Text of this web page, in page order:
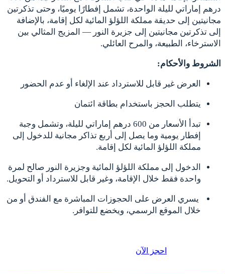
درهم إماراتي لليلة الواحدة، تشمل إفطارًا يوميًا، وحتى تذكرتين
مجانيتين إلى حديقة مملكة اللؤلؤ المائية لكل إقامة، بالإضافة
إلى تذكرتين مجانيتين إلى جزيرة النور — المزيج المثالي بين
الاسترخاء، الطبيعة، والمرح العائلي.
الشروط والأحكام:
العرض غير قابل للاسترداد عند الإلغاء أو عدم الحضور
يتطلب الحجز باستخدام بطاقة ائتمان
تبدأ الأسعار من 600 درهم إماراتي لليلة، وتشمل وجبة
إفطار يومية وما يصل إلى أربع تذاكر مجانية للدخول إلى
مملكة اللؤلؤ المائية لكل إقامة.
الدخول إلى مملكة اللؤلؤ المائية وجزيرة النور صالح لمرة
واحدة فقط خلال الإقامة، وغير قابل للاسترداد أو التحويل.
يسري العرض على الحجوزات المباشرة مع الفندق أو من
خلال الموقع الرسمي، ويخضع للتوافر.
احجز الآن